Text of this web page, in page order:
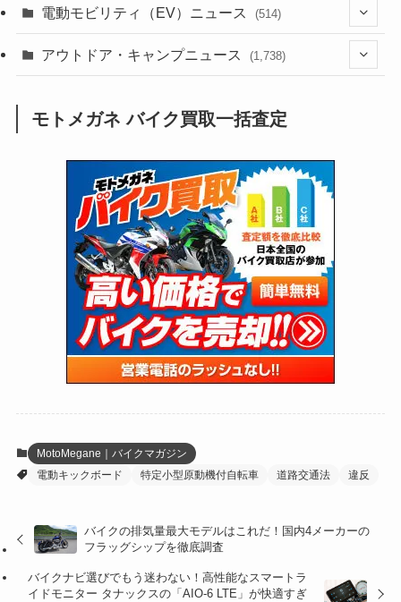
(118)
(60)
(31)
(51)
(34)
(5)
(12)
(63)
(109)
(252)
(38)
(24)
(16)
(25)
(24)
(47)
(15)
(5)
(249)
(64)
(16)
(62)
(4)
(6)
(17)
(5)
(27)
(6,957)
(2,473)
(249)
(1,226)
(12)
(131)
(38)
(131)
(167)
(85)
(21)
(61)
(171)
(98)
(13)
(60)
(274)
(171)
(38)
(47)
(59)
(41)
(47)
(1)
(66)
(16)
(141)
(255)
(204)
(1,141)
(166)
(23)
(33)
(34)
(35)
(41)
(415)
(16)
(185)
(137)
(73)
(2,744)
(126)
(170)
(54)
(211)
電動モビリティ（EV）ニュース (514)
(132)
(171)
(118)
(27)
アウトドア・キャンプニュース (1,738)
(1,605)
(147)
(13)
(19)
(12)
(16)
(4)
(16)
(1)
モトメガネ バイク買取一括査定
MotoMegane｜バイクマガジン
電動キックボード
特定小型原動機付自転車 道路交通法 違反
バイクの排気量最大モデルはこれだ！国内4メーカーの
フラッグシップを徹底調査
バイクナビ選びでもう迷わない！高性能なスマートラ
イドモニター タナックスの「AIO-6 LTE」が快適すぎ